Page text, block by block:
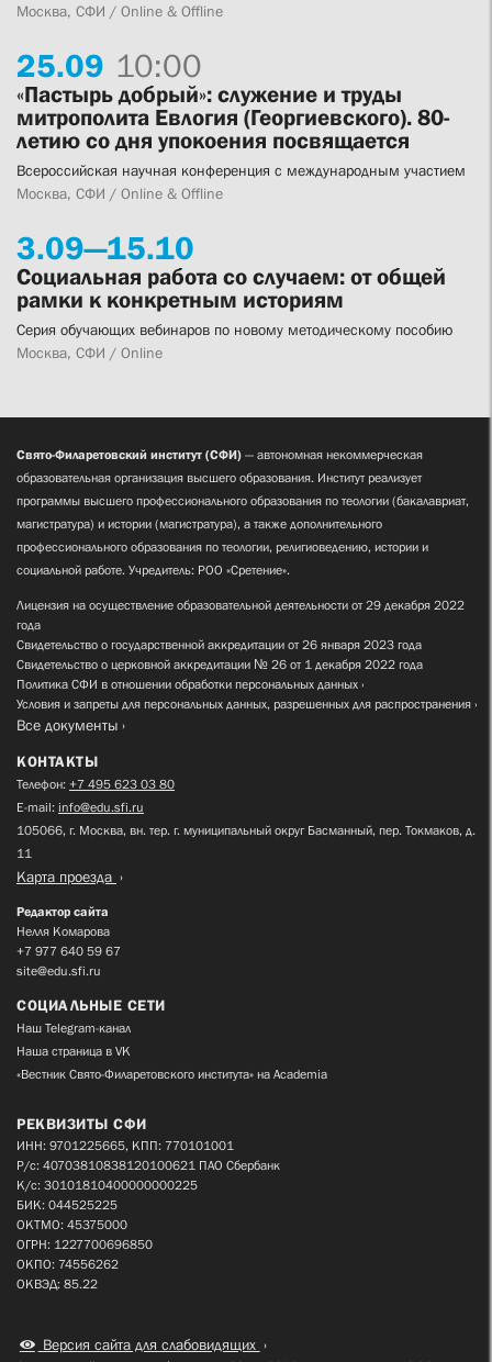
Москва, СФИ / Online & Offline
25.09 10:00
«Пастырь добрый»: служение и труды
митрополита Евлогия (Георгиевского). 80-
летию со дня упокоения посвящается
Всероссийская научная конференция с международным участием
Москва, СФИ / Online & Offline
3.09—15.10
Социальная работа со случаем: от общей
рамки к конкретным историям
Серия обучающих вебинаров по новому методическому пособию
Москва, СФИ / Online
Свято-Филаретовский институт (СФИ) — автономная некоммерческая
образовательная организация высшего образования. Институт реализует
программы высшего профессионального образования по теологии (бакалавриат,
магистратура) и истории (магистратура), а также дополнительного
профессионального образования по теологии, религиоведению, истории и
социальной работе. Учредитель: РОО «Сретение».
Лицензия на осуществление образовательной деятельности от 29 декабря 2022
года
Свидетельство о государственной аккредитации от 26 января 2023 года
Свидетельство о церковной аккредитации № 26 от 1 декабря 2022 года
Политика СФИ в отношении обработки персональных данных
Условия и запреты для персональных данных, разрешенных для распространения
Все документы
КОНТАКТЫ
Телефон: +7 495 623 03 80
E-mail: info@edu.sfi.ru
105066, г. Москва, вн. тер. г. муниципальный округ Басманный, пер. Токмаков, д.
11
Карта проезда
Редактор сайта
Нелля Комарова
+7 977 640 59 67
site@edu.sfi.ru
СОЦИАЛЬНЫЕ СЕТИ
Наш Telegram-канал
Наша страница в VK
«Вестник Свято-Филаретовского института» на Academia
РЕКВИЗИТЫ СФИ
ИНН: 9701225665, КПП: 770101001
Р/с: 40703810838120100621 ПАО Сбербанк
К/с: 30101810400000000225
БИК: 044525225
ОКТМО: 45375000
ОГРН: 1227700696850
ОКПО: 74556262
ОКВЭД: 85.22
Версия сайта для слабовидящих